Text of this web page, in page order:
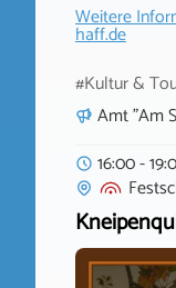
Weitere
haff.de
#Kultur &
Amt "Am
16:00 -